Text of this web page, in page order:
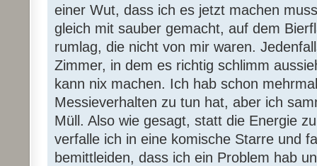
einer Wut, dass ich es jetzt machen
gleich mit sauber gemacht, auf dem
rumlag, die nicht von mir waren.
Zimmer, in dem es richtig schlimm
kann nix machen. Ich hab schon
Messieverhalten zu tun hat, aber ich
Müll. Also wie gesagt, statt die Energie
verfalle ich in eine komische Starre und
bemittleiden, dass ich ein Problem hab